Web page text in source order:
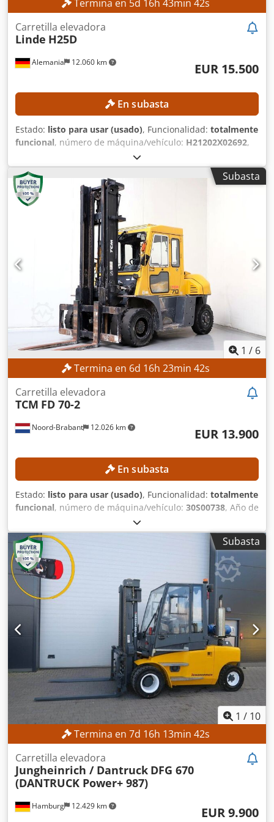
Termina en 5d 16h 43min 40s
Alemania 12.060 km
Carretilla elevadora
Linde H25D
EUR 15.500
En subasta
Estado: listo para usar (usado), Funcionalidad: totalmente
funcional, número de máquina/vehículo: H21202X02692,
, horas de funcionamiento:
h, capacidad de carga:2.500 kg, altura de elevación:4.610
mm, ascensor libre: 1.394 mm
, tipo de combustible:
diésel, tipo de mástil: triple
mm, Sin precio mínimo: ¡garantizamos la venta al precio
de oferta más alto! ESPECIFICACIONES TÉCNICAS
Capacidad de carga: 2.500 kg Centro de gravedad de la
carga: 500 mm Altura máxima de elevación: 4.610 mm
Altura de elevación libre: 1.394 mm Tipo de mástil: tríplex
Cjdpfszpyibjx Aigoha Altura total: 2.134 mm Tipo de
neumático delantero: neumático superelástico, negro Tipo
de neumático trasero: neumático superelástico, negro
Estado de los neumáticos: 70 % DETALLES DE LA MÁQUINA
Tipo de motor: diésel Horas de funcionamiento: 5.061,0 h
Potencia del motor: 45 kW Peso propio: 4.648 kg
EQUIPAMIENTO - Iluminación - Desplazador lateral -
Control con un solo pedal - 3 focos de trabajo LED
Subasta
1 / 6
Termina en 6d 16h 23min 40s
Noord-Brabant 12.026 km
Carretilla elevadora
TCM FD 70-2
EUR 13.900
En subasta
Estado: listo para usar (usado), Funcionalidad: totalmente
funcional, número de máquina/vehículo: 30S00738, Año de
, horas de funcionamiento:
capacidad de carga:7.000 kg, altura de elevación:4.450
mm, altura de construcción:
, longitud de la
horquilla:1.200 mm
, DETALLES
TÉCNICOS Cedpfx Aszmwmloigoha Capacidad de carga:
7.000 kg Altura de elevación: 4.450 mm Altura total: 3.300
mm Longitud de las horquillas: 1.200 mm DETALLES DE LA
MÁQUINA Tipo de mástil: Estándar Dimensiones y peso
Dimensiones (largo x ancho x alto): 3.550 x 1.980 x 3.300
mm Peso propio: 10.410 kg Transmisión: Automática
Neumáticos delanteros: Superelásticos Neumáticos
traseros: Superelásticos Horas de funcionamiento: 8.506 h
EQUIPAMIENTO 3.ª válvula 4.ª válvula Cabina completa
Calefacción de la cabina Preparación para instalación de
tuberías
Subasta
1 / 10
Termina en 7d 16h 13min 40s
Hamburg 12.429 km
Carretilla elevadora
Jungheinrich / Dantruck DFG 670
(DANTRUCK Power+ 987)
EUR 9.900